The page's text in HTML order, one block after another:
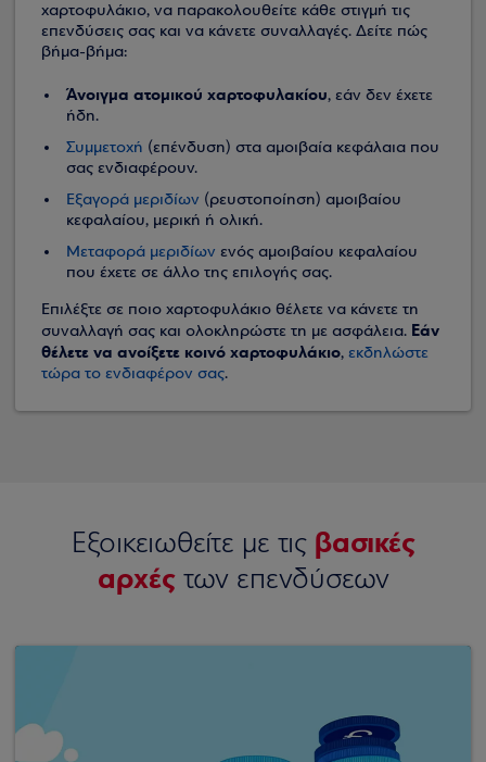
χαρτοφυλάκιο, να παρακολουθείτε κάθε στιγμή τις
επενδύσεις σας και να κάνετε συναλλαγές. Δείτε πώς
βήμα-βήμα:
Άνοιγμα ατομικού χαρτοφυλακίου, εάν δεν έχετε
ήδη.
Συμμετοχή (επένδυση) στα αμοιβαία κεφάλαια που
σας ενδιαφέρουν.
Εξαγορά μεριδίων (ρευστοποίηση) αμοιβαίου
κεφαλαίου, μερική ή ολική.
Μεταφορά μεριδίων ενός αμοιβαίου κεφαλαίου
που έχετε σε άλλο της επιλογής σας.
Επιλέξτε σε ποιο χαρτοφυλάκιο θέλετε να κάνετε τη
συναλλαγή σας και ολοκληρώστε τη με ασφάλεια. Εάν
θέλετε να ανοίξετε κοινό χαρτοφυλάκιο, εκδηλώστε
τώρα το ενδιαφέρον σας.
Εξοικειωθείτε με τις βασικές
αρχέςτων επενδύσεων